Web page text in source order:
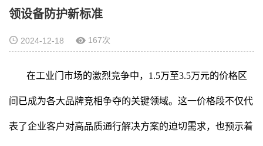
领设备防护新标准
2024-12-18 167次
在工业门市场的激烈竞争中，1.5万至3.5万元的价格区
间已成为各大品牌竞相争夺的关键领域。这一价格段不仅代
表了企业客户对高品质通行解决方案的迫切需求，也预示着